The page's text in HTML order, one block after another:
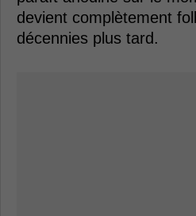
devient complètement
décennies plus tard.